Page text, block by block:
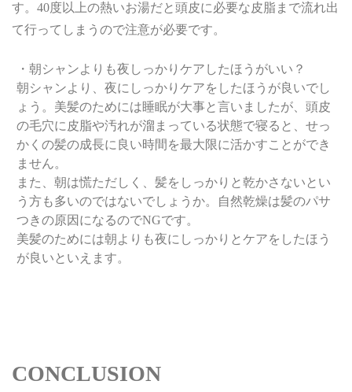
す。40度以上の熱いお湯だと頭皮に必要な皮脂まで流れ出
て行ってしまうので注意が必要です。
・朝シャンよりも夜しっかりケアしたほうがいい？
朝シャンより、夜にしっかりケアをしたほうが良いでし
ょう。美髪のためには睡眠が大事と言いましたが、頭皮
の毛穴に皮脂や汚れが溜まっている状態で寝ると、せっ
かくの髪の成長に良い時間を最大限に活かすことができ
ません。
また、朝は慌ただしく、髪をしっかりと乾かさないとい
う方も多いのではないでしょうか。自然乾燥は髪のパサ
つきの原因になるのでNGです。
美髪のためには朝よりも夜にしっかりとケアをしたほう
が良いといえます。
CONCLUSION